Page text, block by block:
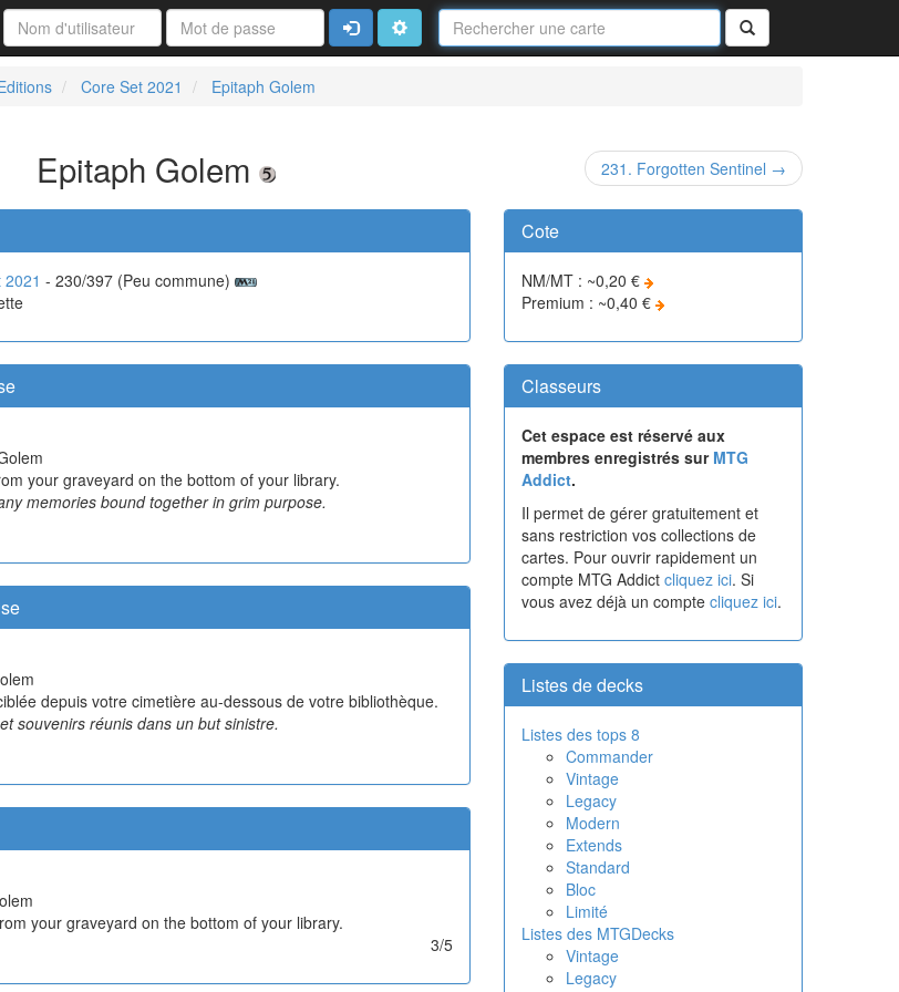
Nom
de
la
Rechercher
ConnexionAvancé
Core Set 2021 Epitaph Golem
Epitaph Golem 231. Forgotten Sentinel →
- 230/397 (Peu commune)
your graveyard on the bottom of your library.
memories bound together in grim purpose.
depuis votre cimetière au-dessous de votre bibliothèque.
souvenirs réunis dans un but sinistre.
your graveyard on the bottom of your library.
3/5
Cote
NM/MT : ~0,20 €
Premium : ~0,40 €
Classeurs
Cet espace est réservé aux
membres enregistrés sur MTG
Addict.
Il permet de gérer gratuitement et
sans restriction vos collections de
cartes. Pour ouvrir rapidement un
compte MTG Addict cliquez ici. Si
vous avez déjà un compte cliquez ici.
Listes de decks
Listes des tops 8
Commander
Vintage
Legacy
Modern
Extends
Standard
Bloc
Limité
Listes des MTGDecks
Vintage
Legacy